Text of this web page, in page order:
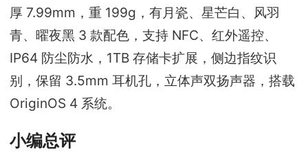
厚 7.99mm，重 199g，有月瓷、星芒白、风羽
青、曜夜黑 3 款配色，支持 NFC、红外遥控、
IP64 防尘防水，1TB 存储卡扩展，侧边指纹识
别，保留 3.5mm 耳机孔，立体声双扬声器，搭载
OriginOS 4 系统。
小编总评